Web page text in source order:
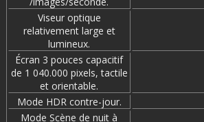
Viseur optique
relativement large et
lumineux.
Écran 3 pouces capacitif
de 1 040.000 pixels, tactile
et orientable.
Mode HDR contre-jour.
Mode Scène de nuit à